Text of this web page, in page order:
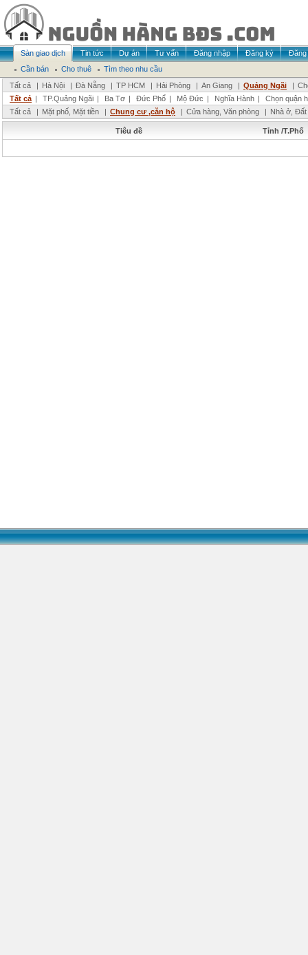
Sàn giao dịch Tin tức Dự án Tư vấn Đăng nhập Đăng ký
Đăng
Cần bán
Cho thuê
Tìm theo nhu cầu
Tất cả
| Hà Nội | Đà Nẵng | TP HCM | Hải Phòng | An Giang | Quảng Ngãi |
Tất cả | TP.Quảng Ngãi | Ba Tơ | Đức Phổ | Mộ Đức | Nghĩa Hành |
Chọn quận
Tất cả
| Mặt phố, Mặt tiền | Chung cư ,căn hộ | Cửa hàng, Văn phòng | Nhà ở,
Tiêu đề Tỉnh /T.Phố